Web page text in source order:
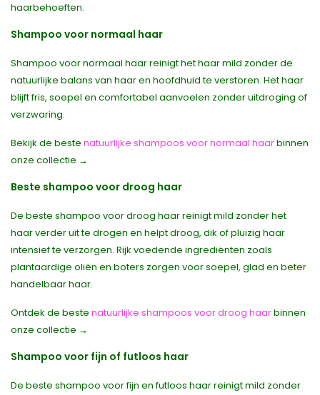
haarbehoeften.
Shampoo voor normaal haar
Shampoo voor normaal haar reinigt het haar mild zonder de
natuurlijke balans van haar en hoofdhuid te verstoren. Het haar
blijft fris, soepel en comfortabel aanvoelen zonder uitdroging of
verzwaring.
Bekijk de beste natuurlijke shampoos voor normaal haarbinnen
onze collectie →
Beste shampoo voor droog haar
De beste shampoo voor droog haar reinigt mild zonder het
haar verder uit te drogen en helpt droog, dik of pluizig haar
intensief te verzorgen. Rijk voedende ingrediënten zoals
plantaardige oliën en boters zorgen voor soepel, glad en beter
handelbaar haar.
Ontdek de beste natuurlijke shampoos voor droog haarbinnen
onze collectie →
Shampoo voor fijn of futloos haar
De beste shampoo voor fijn en futloos haar reinigt mild zonder